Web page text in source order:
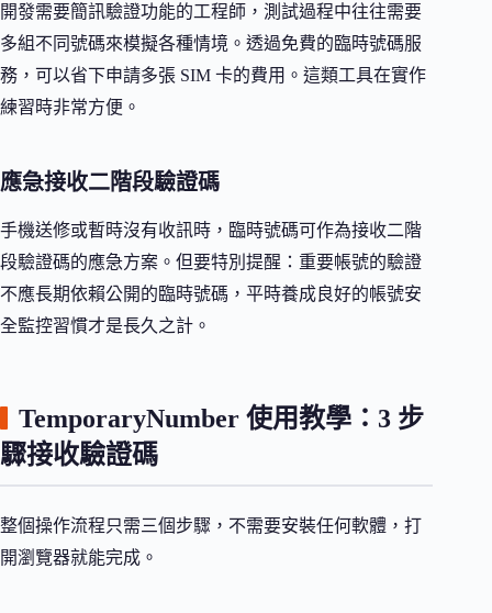
開發需要簡訊驗證功能的工程師，測試過程中往往需要
多組不同號碼來模擬各種情境。透過免費的臨時號碼服
務，可以省下申請多張 SIM 卡的費用。這類工具在實作
練習時非常方便。
應急接收二階段驗證碼
手機送修或暫時沒有收訊時，臨時號碼可作為接收二階
段驗證碼的應急方案。但要特別提醒：重要帳號的驗證
不應長期依賴公開的臨時號碼，平時養成良好的帳號安
全監控習慣才是長久之計。
TemporaryNumber 使用教學：3 步
驟接收驗證碼
整個操作流程只需三個步驟，不需要安裝任何軟體，打
開瀏覽器就能完成。